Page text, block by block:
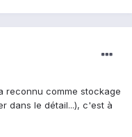
reconnu comme stockage
dans le détail...), c'est à